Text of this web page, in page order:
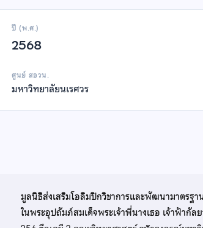
ปี (พ.ศ.)
2568
ศูนย์ สอวน.
มหาวิทยาลัยนเรศวร
มูลนิธิส่งเสริมโอลิมปิกวิชาการและพัฒนามาตรฐ
ในพระอุปถัมภ์สมเด็จพระเจ้าพี่นางเธอ เจ้าฟ้ากั